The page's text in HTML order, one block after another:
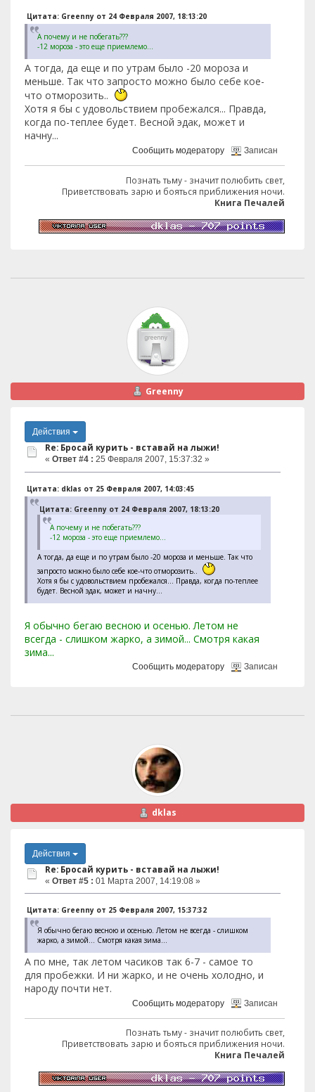
Цитата: Greenny от 24 Февраля 2007, 18:13:20
А почему и не побегать???
-12 мороза - это еще приемлемо...
А тогда, да еще и по утрам было -20 мороза и
меньше. Так что запросто можно было себе кое-
что отморозить..
Хотя я бы с удовольствием пробежался... Правда,
когда по-теплее будет. Весной эдак, может и
начну...
Сообщить модератору Записан
Познать тьму - значит полюбить свет,
Приветствовать зарю и бояться приближения ночи.
Книга Печалей
Greenny
Действия
Re: Бросай курить - вставай на лыжи!
« Ответ #4 : 25 Февраля 2007, 15:37:32 »
Цитата: dklas от 25 Февраля 2007, 14:03:45
Цитата: Greenny от 24 Февраля 2007, 18:13:20
А почему и не побегать???
-12 мороза - это еще приемлемо...
А тогда, да еще и по утрам было -20 мороза и меньше. Так что
запросто можно было себе кое-что отморозить..
Хотя я бы с удовольствием пробежался... Правда, когда по-теплее
будет. Весной эдак, может и начну...
Я обычно бегаю весною и осенью. Летом не
всегда - слишком жарко, а зимой... Смотря какая
зима...
Сообщить модератору Записан
dklas
Действия
Re: Бросай курить - вставай на лыжи!
« Ответ #5 : 01 Марта 2007, 14:19:08 »
Цитата: Greenny от 25 Февраля 2007, 15:37:32
Я обычно бегаю весною и осенью. Летом не всегда - слишком
жарко, а зимой... Смотря какая зима...
А по мне, так летом часиков так 6-7 - самое то
для пробежки. И ни жарко, и не очень холодно, и
народу почти нет.
Сообщить модератору Записан
Познать тьму - значит полюбить свет,
Приветствовать зарю и бояться приближения ночи.
Книга Печалей